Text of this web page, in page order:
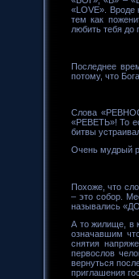
«LOVE». Вроде
тем как
любить тебя до
Последнее
потому, что
Слова
«РЕВЕТЬ»! То
битвы
Очень мудрый
Похоже, что
– это собор.
назывались
А то жилище, в
означавшим
снятия
первослов
вернуться
приглашения